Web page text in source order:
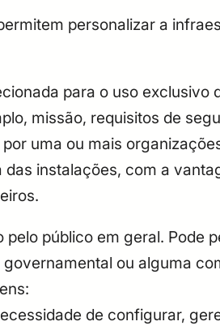
personalizar a
para o uso exclusivo
missão, requisitos de
uma ou mais
instalações, com a
público em geral. Pode
ou alguma
de configurar,